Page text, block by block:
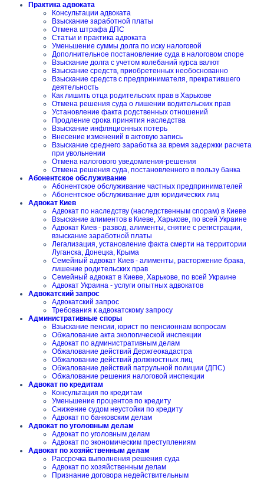
Практика адвоката
Консультации адвоката
Взыскание заработной платы
Отмена штрафа ДПС
Статьи и практика адвоката
Уменьшение суммы долга по иску налоговой
Дополнительное постановление суда в налоговом споре
Взыскание долга с учетом колебаний курса валют
Взыскание средств, приобретенных необоснованно
Взыскание средств с предпринимателя, прекратившего
деятельность
Как лишить отца родительских прав в Харькове
Отмена решения суда о лишении водительских прав
Установление факта родственных отношений
Продление срока принятия наследства
Взыскание инфляционных потерь
Внесение изменений в актовую запись
Взыскание среднего заработка за время задержки расчета
при увольнении
Отмена налогового уведомления-решения
Отмена решения суда, постановленного в пользу банка
Абонентское обслуживание
Абонентское обслуживание частных предпринимателей
Абонентское обслуживание для юридических лиц
Адвокат Киев
Адвокат по наследству (наследственным спорам) в Киеве
Взыскание алиментов в Киеве, Харькове, по всей Украине
Адвокат Киев - развод, алименты, снятие с регистрации,
взыскание заработной платы
Легализация, установление факта смерти на территории
Луганска, Донецка, Крыма
Семейный адвокат Киев - алименты, расторжение брака,
лишение родительских прав
Семейный адвокат в Киеве, Харькове, по всей Украине
Адвокат Украина - услуги опытных адвокатов
Адвокатский запрос
Адвокатский запрос
Требования к адвокатскому запросу
Административные споры
Взыскание пенсии, юрист по пенсионнам вопросам
Обжалование акта экологической инспекции
Адвокат по административным делам
Обжалование действий Держгеокадастра
Обжалование действий должностных лиц
Обжалование действий патрульной полиции (ДПС)
Обжалование решения налоговой инспекции
Адвокат по кредитам
Консультация по кредитам
Уменьшение процентов по кредиту
Снижение судом неустойки по кредиту
Адвокат по банковским делам
Адвокат по уголовным делам
Адвокат по уголовным делам
Адвокат по экономическим преступлениям
Адвокат по хозяйственным делам
Рассрочка выполнения решения суда
Адвокат по хозяйственным делам
Признание договора недействительным